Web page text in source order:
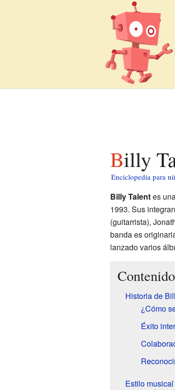
Billy
Enciclopedia para
Billy Talentes
1993. Sus
(guitarrista),
banda es
lanzado varios
Contenido
Historia de
¿Cómo
Éxito
Estilo